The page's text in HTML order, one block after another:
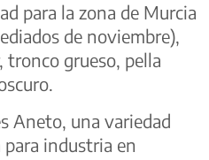
para la zona de Murcia
de noviembre),
tronco grueso, pella
Aneto, una variedad
industria en